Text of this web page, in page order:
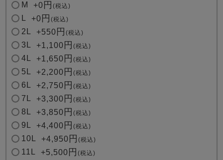
)
M +0 税込
+0 税込
2L +550 税込
3L +1,100 税込
4L +1,650 税込
5L +2,200 税込
6L +2,750 税込
7L +3,300 税込
8L +3,850 税込
9L +4,400 税込
10L +4,950 税込
11L +5,500 税込